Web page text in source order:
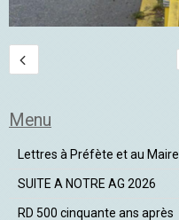
Menu
Lettres à Préfète et au Maire
SUITE A NOTRE AG 2026
RD 500 cinquante ans après